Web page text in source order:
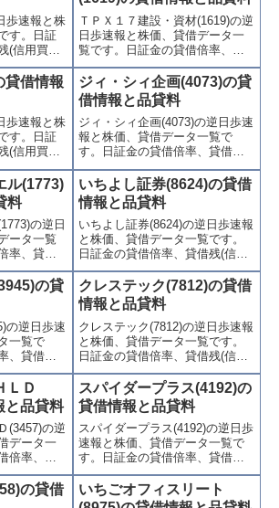
歩速報と株
す。日証
(信用買
(逆日
規制(注意
空売り関
でわかり
ていま
ＴＰＸ１７建設・資材(1619)の逆
日歩速報と株価、貸借データ一
覧です。日証金の貸借倍率、貸
借残(信用買残、信用売残)、品貸
料(逆日歩)、東証の週末残高、規
制(注意喚起・申込停止)など、空
売り関連情報を集計し、図解で
わかりやすくまとめて掲載して
います。
貸借情報
歩速報と株
す。日証
(信用買
(逆日
規制(注意
空売り関
でわかり
ていま
ジィ・シィ企画(4073)の貸
借情報と品貸料
ジィ・シィ企画(4073)の逆日歩速
報と株価、貸借データ一覧で
す。日証金の貸借倍率、貸借残
(信用買残、信用売残)、品貸料
(逆日歩)、東証の週末残高、規制
(注意喚起・申込停止)など、空売
り関連情報を集計し、図解でわ
かりやすくまとめて掲載してい
ます。
ル(1773)
料
の逆日
ータ一覧
率、貸借
)、品貸料
残高、規制
など、空売
図解でわ
載してい
いちよし証券(8624)の貸借
情報と品貸料
いちよし証券(8624)の逆日歩速報
と株価、貸借データ一覧です。
日証金の貸借倍率、貸借残(信用
買残、信用売残)、品貸料(逆日
歩)、東証の週末残高、規制(注意
喚起・申込停止)など、空売り関
連情報を集計し、図解でわかり
やすくまとめて掲載していま
す。
の貸
の逆日歩速
一覧で
、貸借残
、品貸料
高、規制
など、空売
図解でわ
載してい
クレステック(7812)の貸借
情報と品貸料
クレステック(7812)の逆日歩速報
と株価、貸借データ一覧です。
日証金の貸借倍率、貸借残(信用
買残、信用売残)、品貸料(逆日
歩)、東証の週末残高、規制(注意
喚起・申込停止)など、空売り関
連情報を集計し、図解でわかり
やすくまとめて掲載していま
す。
Ｄ
と品貸料
の逆
データ一
倍率、貸
残)、品貸
末残高、規
)など、空
スパイダープラス(4192)の
貸借情報と品貸料
スパイダープラス(4192)の逆日歩
速報と株価、貸借データ一覧で
す。日証金の貸借倍率、貸借残
(信用買残、信用売残)、品貸料
(逆日歩)、東証の週末残高、規制
(注意喚起・申込停止)など、空売
の貸借
いちごオフィスリート